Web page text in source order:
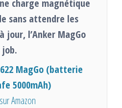
charge magnétique
sans attendre les
jour, l’Anker MagGo
MagGo (batterie
5000mAh)
Amazon